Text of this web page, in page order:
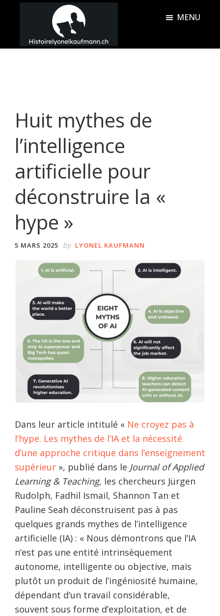
principal
barreHistoire
MENU
Huit mythes de
l’intelligence
artificielle pour
déconstruire la «
hype »
5 MARS 2025 by LYONEL KAUFMANN
Dans leur article intitulé « Ne croyez pas à
l’hype. Les mythes de l’IA et la nécessité
d’une approche critique dans l’enseignement
supérieur », publié dans le Journal of Applied
Learning & Teaching, les chercheurs Jürgen
Rudolph, Fadhil Ismail, Shannon Tan et
Pauline Seah déconstruisent pas à pas
quelques grands mythes de l’intelligence
artificielle (IA) : « Nous démontrons que l’IA
n’est pas une entité intrinsèquement
autonome, intelligente ou objective, mais
plutôt un produit de l’ingéniosité humaine,
dépendant d’un travail considérable,
souvent sous forme d’exploitation, et de